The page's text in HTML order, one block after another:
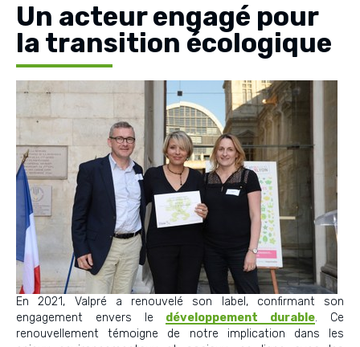
Un acteur engagé pour
la transition écologique
En 2021, Valpré a renouvelé son label, confirmant son
engagement envers le développement durable. Ce
renouvellement témoigne de notre implication dans les